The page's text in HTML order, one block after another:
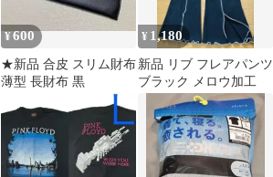
¥600
★新品 合皮 スリム財布
薄型 長財布 黒
¥ 1,180
新品 リブ フレアパンツ
ブラック メロウ加工